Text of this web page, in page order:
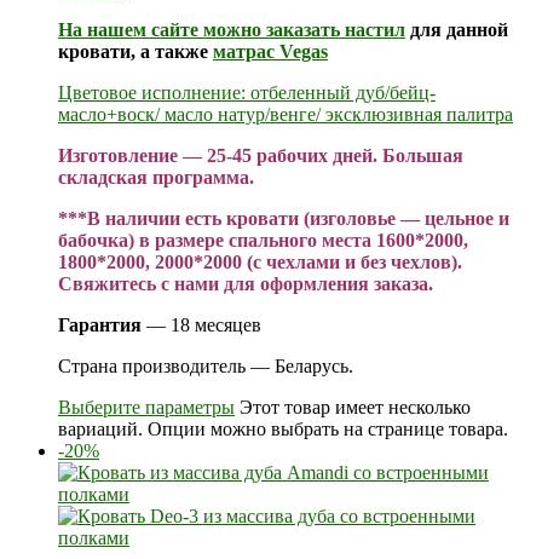
На нашем сайте можно заказать настил для данной
кровати, а также матрас Vegas
Цветовое исполнение: отбеленный дуб/бейц-
масло+воск/ масло натур/венге/ эксклюзивная палитра
Изготовление — 25-45 рабочих дней. Большая
складская программа.
***В наличии есть кровати (изголовье — цельное и
бабочка) в размере спального места 1600*2000,
1800*2000, 2000*2000 (с чехлами и без чехлов).
Свяжитесь с нами для оформления заказа.
Гарантия — 18 месяцев
Страна производитель — Беларусь.
Выберите параметры Этот товар имеет несколько
вариаций. Опции можно выбрать на странице товара.
-20%